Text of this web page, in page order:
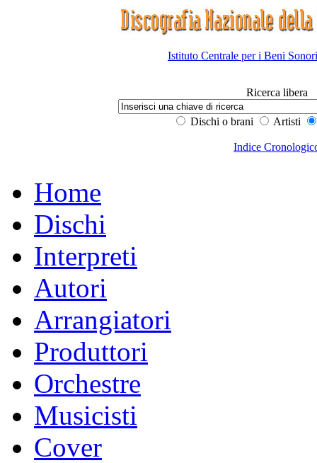
Istituto Centrale per i Beni
Ricerca libera
Dischi o brani Artisti
Indice
Home
Dischi
Interpreti
Autori
Arrangiatori
Produttori
Orchestre
Musicisti
Cover